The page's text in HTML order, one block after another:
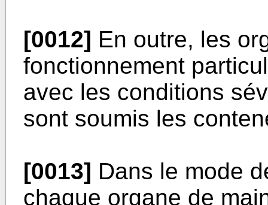
[0012] En outre, les
fonctionnement
avec les conditions
sont soumis les
[0013] Dans le mode
chaque organe de